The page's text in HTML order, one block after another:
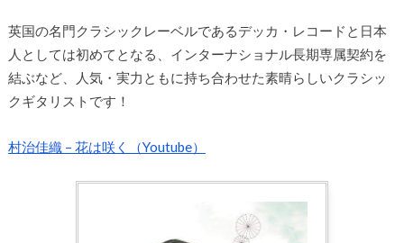
英国の名門クラシックレーベルであるデッカ・レコードと日本
人としては初めてとなる、インターナショナル長期専属契約を
結ぶなど、人気・実力ともに持ち合わせた素晴らしいクラシッ
クギタリストです！
村治佳織 – 花は咲く（Youtube）